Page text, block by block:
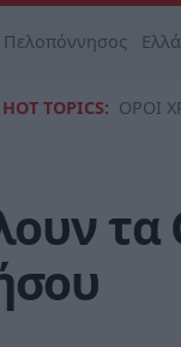
Πελοπόννησος
HOT TOPICS: ΟΡΟΙ
τα